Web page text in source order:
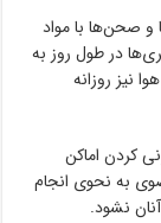
صحن‌ها با مواد
در طول روز به
نیز روزانه
کردن اماکن
به نحوی انجام
نشود.